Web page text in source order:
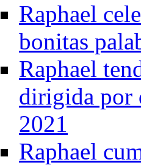
Raphael
bonitas
Raphael
dirigida por
2021
Raphael